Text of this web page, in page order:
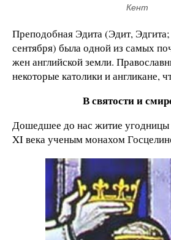
Кент
Преподобная Эдита (Эдит,
сентября) была одной из самых
жен английской земли.
некоторые католики и англикане,
В святости и
Дошедшее до нас житие угодницы
XI века ученым монахом